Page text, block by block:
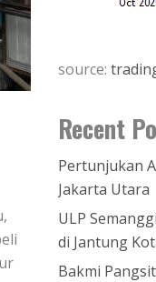
source:
Recent
Pertunjukan
Jakarta Utara
ULP
di Jantung
Bakmi